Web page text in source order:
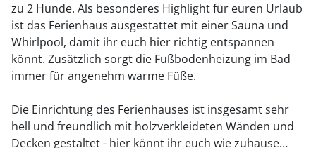
zu 2 Hunde. Als besonderes Highlight für euren Urlaub
ist das Ferienhaus ausgestattet mit einer Sauna und
Whirlpool, damit ihr euch hier richtig entspannen
könnt. Zusätzlich sorgt die Fußbodenheizung im Bad
immer für angenehm warme Füße.
Die Einrichtung des Ferienhauses ist insgesamt sehr
hell und freundlich mit holzverkleideten Wänden und
Decken gestaltet - hier könnt ihr euch wie zuhause